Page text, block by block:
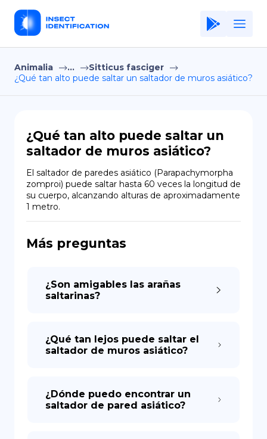
Home
Application
Terms of Use
Privacy Policy
ES
EN
Copiright © Niro ID
Animalia ...
Sitticus fasciger
¿Qué tan alto puede saltar un saltador de muros asiático?
¿Qué tan alto puede saltar un
saltador de muros asiático?
El saltador de paredes asiático (Parapachymorpha
zomproi) puede saltar hasta 60 veces la longitud de
su cuerpo, alcanzando alturas de aproximadamente
1 metro.
Más preguntas
¿Son amigables las arañas
saltarinas?
¿Qué tan lejos puede saltar el
saltador de muros asiático?
¿Dónde puedo encontrar un
saltador de pared asiático?